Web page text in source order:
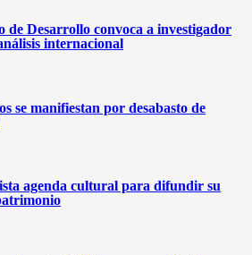
de Desarrollo convoca a investigador
internacional
se manifiestan por desabasto de
agenda cultural para difundir su